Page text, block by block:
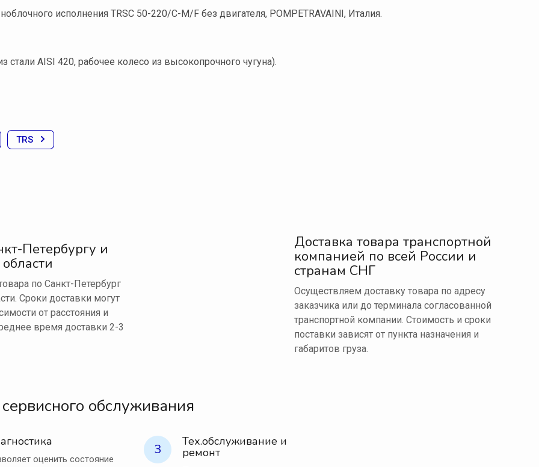
исполнения TRSC 50-220/С-М/F без двигателя, POMPETRAVAINI, Италия.
стали AISI 420, рабочее колесо из высокопрочного чугуна).
TRS
Петербургу и
по Санкт-Петербург
Сроки доставки могут
от расстояния и
время доставки 2-3
Доставка товара транспортной
компанией по всей России и
странам СНГ
Осуществляем доставку товара по адресу
заказчика или до терминала согласованной
транспортной компании. Стоимость и сроки
поставки зависят от пункта назначения и
габаритов груза.
обслуживания
оценить состояние
3 Тех.обслуживание и
ремонт